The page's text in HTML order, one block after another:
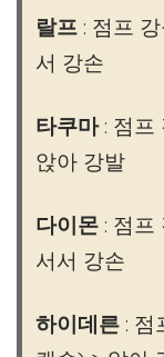
랄프 : 점프
서 강손
타쿠마: 점프
앉아 강발
다이몬 : 점프
서서 강손
하이데른 : 점